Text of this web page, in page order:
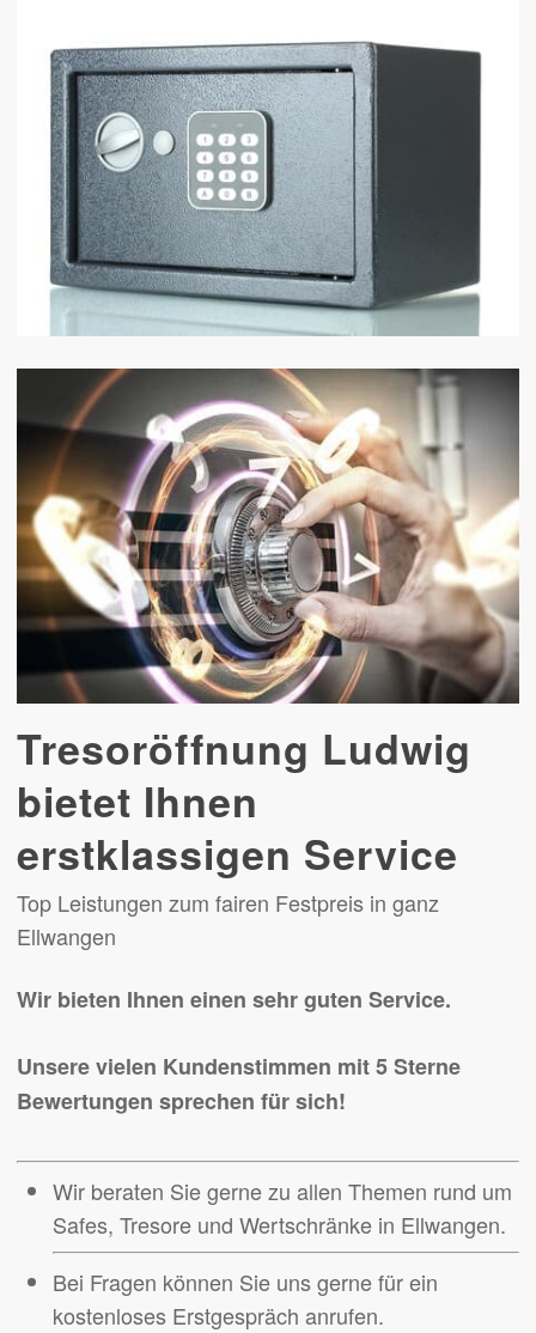
Tresoröffnung Ludwig
bietet Ihnen
erstklassigen Service
Top Leistungen zum fairen Festpreis in ganz
Ellwangen
Wir bieten Ihnen einen sehr guten Service.
Unsere vielen Kundenstimmen mit 5 Sterne
Bewertungen sprechen für sich!
Wir beraten Sie gerne zu allen Themen rund um
Safes, Tresore und Wertschränke in Ellwangen.
Bei Fragen können Sie uns gerne für ein
kostenloses Erstgespräch anrufen.